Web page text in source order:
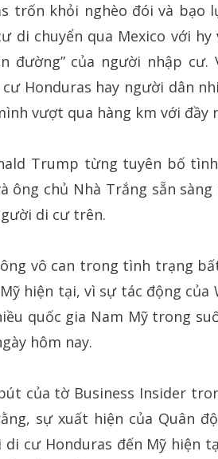
trốn khỏi nghèo đói và bạo
di chuyển qua Mexico với
đường” của người nhập
Honduras hay người dân
vượt qua hàng km với đầy
Trump từng tuyên bố
ông chủ Nhà Trắng sẵn
di cư trên.
vô can trong tình trạng
hiện tại, vì sự tác động
quốc gia Nam Mỹ trong
hôm nay.
của tờ Business Insider
sự xuất hiện của Quân
di cư Honduras đến Mỹ hiện